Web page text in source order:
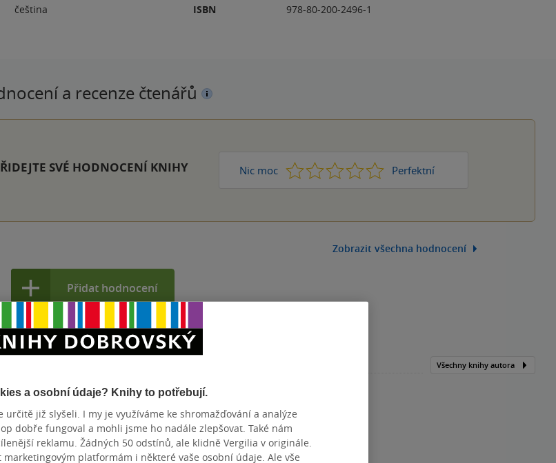
čeština
ISBN
978-80-200-2496-1
a recenze čtenářů
SVÉ HODNOCENÍ KNIHY Nic moc 1 2 3 4 Perfektní
5
Zobrazit všechna hodnocení
Přidat hodnocení
Všechny knihy autora
a osobní údaje? Knihy to potřebují.
určitě již slyšeli. I my je využíváme ke shromažďování a analýze
dobře fungoval a mohli jsme ho nadále zlepšovat. Také nám
reklamu. Žádných 50 odstínů, ale klidně Vergilia v originále.
platformám i některé vaše osobní údaje. Ale vše